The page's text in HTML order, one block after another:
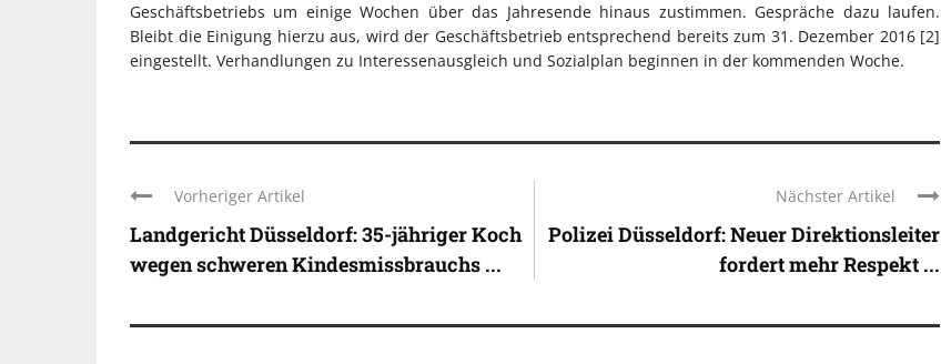
Geschäftsbetriebs um einige Wochen über das Jahresende hinaus zustimmen. Gespräche dazu laufen.
Bleibt die Einigung hierzu aus, wird der Geschäftsbetrieb entsprechend bereits zum 31. Dezember 2016 [2]
eingestellt. Verhandlungen zu Interessenausgleich und Sozialplan beginnen in der kommenden Woche.
Vorheriger Artikel
Landgericht Düsseldorf: 35-jähriger Koch
wegen schweren Kindesmissbrauchs ...
Nächster Artikel
Polizei Düsseldorf: Neuer Direktionsleiter
fordert mehr Respekt ...